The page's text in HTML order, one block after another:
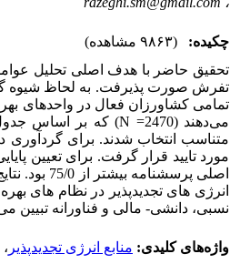
چکیده:
(۹۸۶۳ مشاهده)
تحقیق حاضر با هدف اصلی تحلیل
تفرش صورت پذیرفت. به لحاظ شیوه
تمامی کشاورزان فعال در واحدهای
متناسب انتخاب شدند. برای گردآوری
مورد تایید قرار گرفت. برای تعیین
انرژی های تجدیدپذیر در نظام های
نسبی، دانشی- مالی و فناورانه تبیین
واژه‌های کلیدی: منابع انرژی تجدیدپذیر ،